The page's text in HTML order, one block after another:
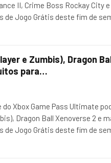
II, Crime Boss Rockay City
Jogo Grátis deste fim de
e Zumbis), Dragon
para…
Xbox Game Pass Ultimate
Dragon Ball Xenoverse 2 e
Jogo Grátis deste fim de